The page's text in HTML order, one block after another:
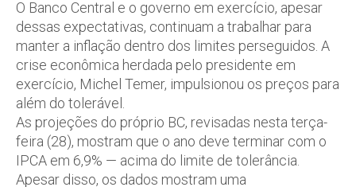
O Banco Central e o governo em exercício, apesar
dessas expectativas, continuam a trabalhar para
manter a inflação dentro dos limites perseguidos. A
crise econômica herdada pelo presidente em
exercício, Michel Temer, impulsionou os preços para
além do tolerável.
As projeções do próprio BC, revisadas nesta terça-
feira (28), mostram que o ano deve terminar com o
IPCA em 6,9% — acima do limite de tolerância.
Apesar disso, os dados mostram uma